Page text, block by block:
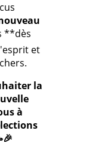
**dès
et
la
à